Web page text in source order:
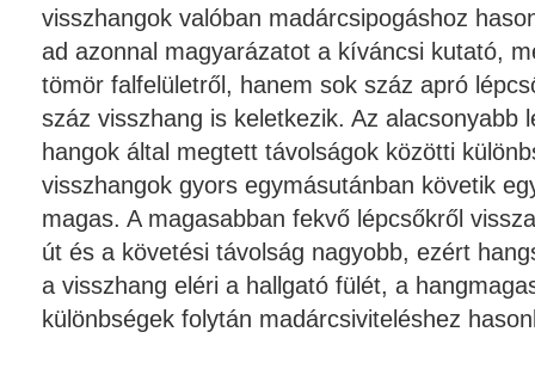
visszhangok valóban madárcsipogáshoz
ad azonnal magyarázatot a kíváncsi kutató,
tömör falfelületről, hanem sok száz apró
száz visszhang is keletkezik. Az alacsonyabb
hangok által megtett távolságok közötti
visszhangok gyors egymásutánban követik
magas. A magasabban fekvő lépcsőkről
út és a követési távolság nagyobb, ezért
a visszhang eléri a hallgató fülét, a
különbségek folytán madárcsiviteléshez